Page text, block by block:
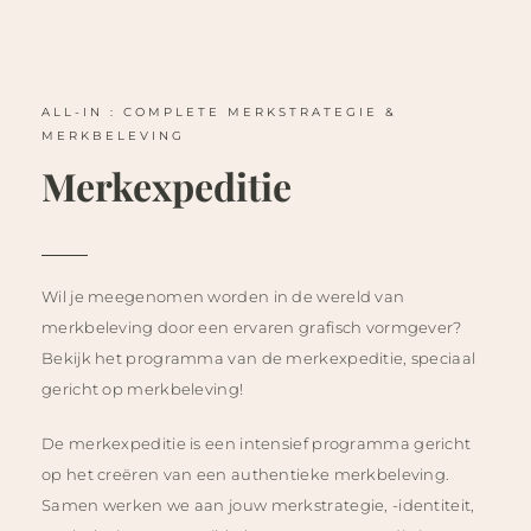
ALL-IN : COMPLETE MERKSTRATEGIE &
MERKBELEVING
Merkexpeditie
Wil je meegenomen worden in de wereld van
merkbeleving door een ervaren grafisch vormgever?
Bekijk het programma van de merkexpeditie, speciaal
gericht op merkbeleving!
De merkexpeditie is een intensief programma gericht
op het creëren van een authentieke merkbeleving.
Samen werken we aan jouw merkstrategie, -identiteit,